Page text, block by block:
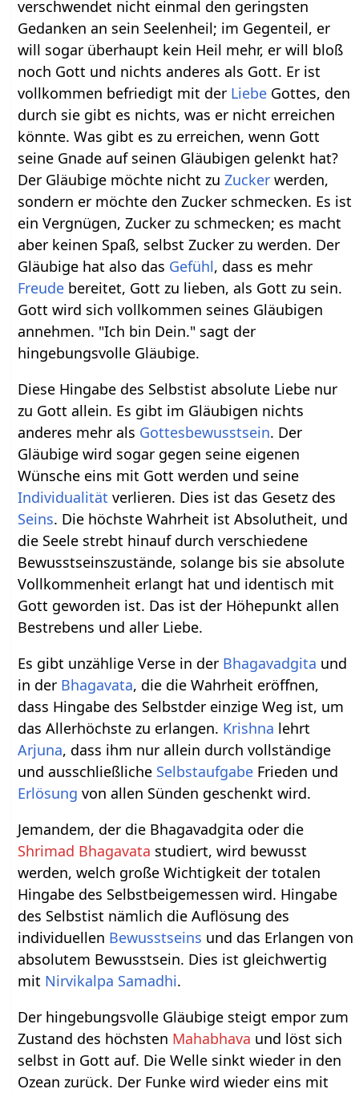
verschwendet nicht einmal den geringsten
Gedanken an sein Seelenheil; im Gegenteil, er
will sogar überhaupt kein Heil mehr, er will bloß
noch Gott und nichts anderes als Gott. Er ist
vollkommen befriedigt mit der Liebe Gottes, den
durch sie gibt es nichts, was er nicht erreichen
könnte. Was gibt es zu erreichen, wenn Gott
seine Gnade auf seinen Gläubigen gelenkt hat?
Der Gläubige möchte nicht zuZucker werden,
sondern er möchte den Zucker schmecken. Es ist
ein Vergnügen, Zucker zu schmecken; es macht
aber keinen Spaß, selbst Zucker zu werden. Der
Gläubige hat also das Gefühl, dass es mehr
Freude bereitet, Gott zu lieben, als Gott zu sein.
Gott wird sich vollkommen seines Gläubigen
annehmen. "Ich bin Dein." sagt der
hingebungsvolle Gläubige.
Diese Hingabe des Selbstist absolute Liebe nur
zu Gott allein. Es gibt im Gläubigen nichts
anderes mehr als Gottesbewusstsein. Der
Gläubige wird sogar gegen seine eigenen
Wünsche eins mit Gott werden und seine
Individualität verlieren. Dies ist das Gesetz des
Seins. Die höchste Wahrheit ist Absolutheit, und
die Seele strebt hinauf durch verschiedene
Bewusstseinszustände, solange bis sie absolute
Vollkommenheit erlangt hat und identisch mit
Gott geworden ist. Das ist der Höhepunkt allen
Bestrebens und aller Liebe.
Es gibt unzählige Verse in der Bhagavadgita und
in der Bhagavata, die die Wahrheit eröffnen,
dass Hingabe des Selbstder einzige Weg ist, um
das Allerhöchste zu erlangen. Krishna lehrt
Arjuna, dass ihm nur allein durch vollständige
und ausschließliche Selbstaufgabe Frieden und
Erlösung von allen Sünden geschenkt wird.
Jemandem, der die Bhagavadgita oder die
Shrimad Bhagavata studiert, wird bewusst
werden, welch große Wichtigkeit der totalen
Hingabe des Selbstbeigemessen wird. Hingabe
des Selbstist nämlich die Auflösung des
individuellen Bewusstseins und das Erlangen von
absolutem Bewusstsein. Dies ist gleichwertig
mit Nirvikalpa Samadhi.
Der hingebungsvolle Gläubige steigt empor zum
Zustand des höchsten Mahabhava und löst sich
selbst in Gott auf. Die Welle sinkt wieder in den
Ozean zurück. Der Funke wird wieder eins mit